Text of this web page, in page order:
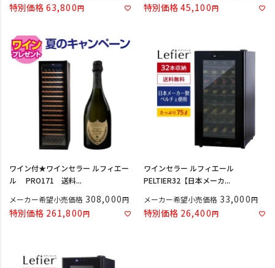
特別価格 63,800
特別価格 45,100
ワイン付★ワインセラー ルフィエー
ル PRO171 送料...
メーカー希望小売価格 308,000
特別価格 261,800
ワインセラー ルフィエール
PELTIER32【日本メーカ...
メーカー希望小売価格 33,000
特別価格 26,400